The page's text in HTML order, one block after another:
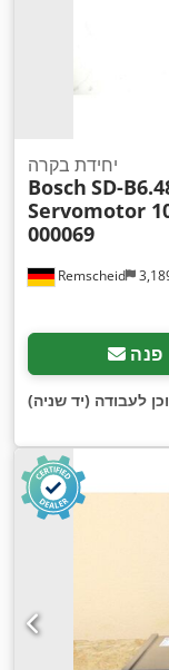
Remscheid
יחידת בקרה
Bosch SD-
Servomotor
000069
פנה
לעבודה (יד שניה)